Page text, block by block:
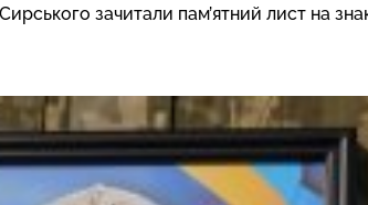
зачитали пам’ятний лист на